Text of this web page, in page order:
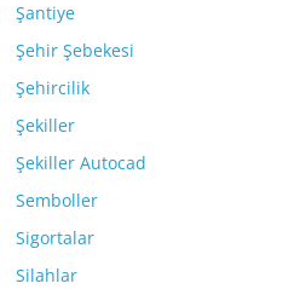
Şantiye
Şehir Şebekesi
Şehircilik
Şekiller
Şekiller Autocad
Semboller
Sigortalar
Silahlar